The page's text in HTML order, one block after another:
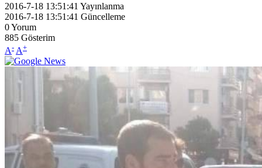
2016-7-18 13:51:41 Yayınlanma
2016-7-18 13:51:41 Güncelleme
0Yorum
885 Gösterim
A- A+